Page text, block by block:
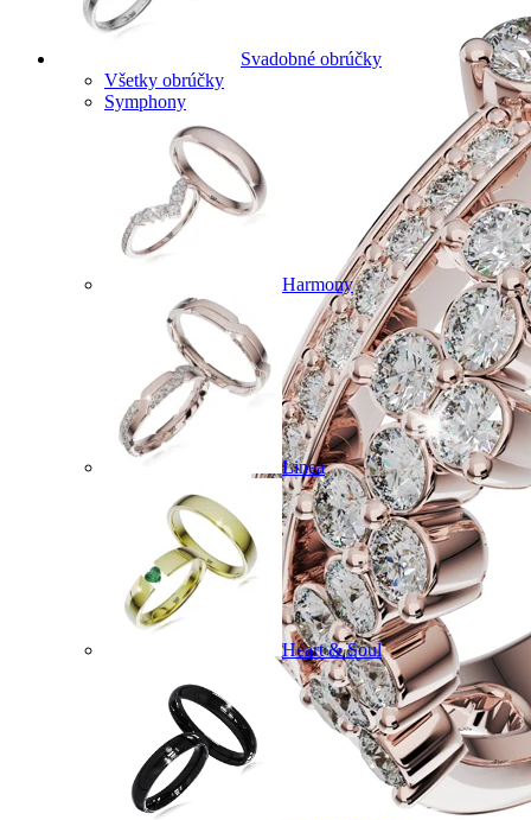
Svadobné obrúčky
Všetky obrúčky
Symphony
Harmony
Linea
Heart & Soul